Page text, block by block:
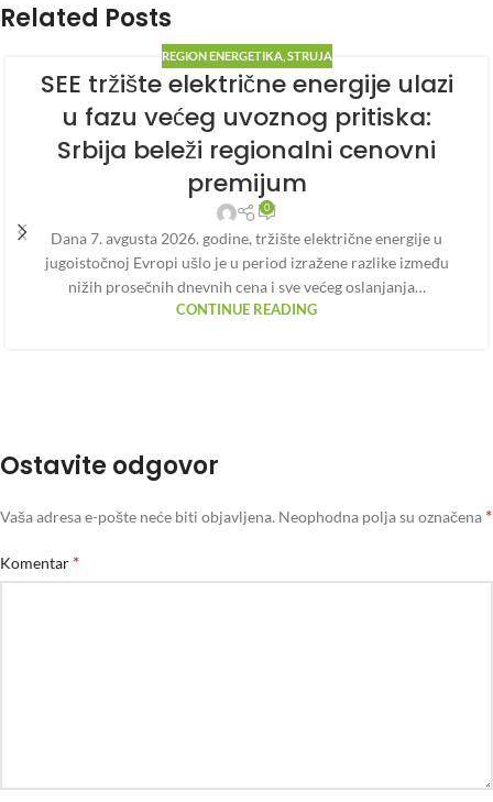
Related Posts
REGION ENERGETIKA, STRUJA
SEE tržište električne energije ulazi
u fazu većeg uvoznog pritiska:
Srbija beleži regionalni cenovni
premijum
0
Dana 7. avgusta 2026. godine, tržište električne energije u
jugoistočnoj Evropi ušlo je u period izražene razlike između
nižih prosečnih dnevnih cena i sve većeg oslanjanja…
CONTINUE READING
Ostavite odgovor
Vaša adresa e-pošte neće biti objavljena. Neophodna polja su označena *
Komentar *